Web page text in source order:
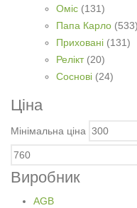
Оміс (131)
Папа Карло (533)
Приховані (131)
Релікт (20)
Соснові (24)
Ціна
Мінімальна ціна
Виробник
AGB